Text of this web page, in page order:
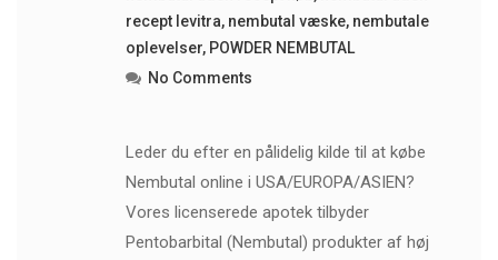
recept levitra, nembutal væske, nembutale
oplevelser, POWDER NEMBUTAL
No Comments
Leder du efter en pålidelig kilde til at købe
Nembutal online i USA/EUROPA/ASIEN?
Vores licenserede apotek tilbyder
Pentobarbital (Nembutal) produkter af høj